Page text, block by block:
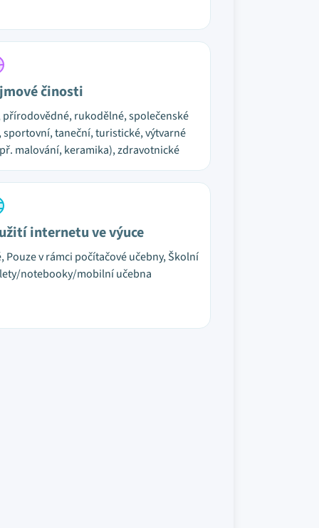
činosti
přírodovědné, rukodělné, společenské
sportovní, taneční, turistické, výtvarné
malování, keramika), zdravotnické
internetu ve výuce
Pouze v rámci počítačové učebny, Školní
notebooky/mobilní učebna